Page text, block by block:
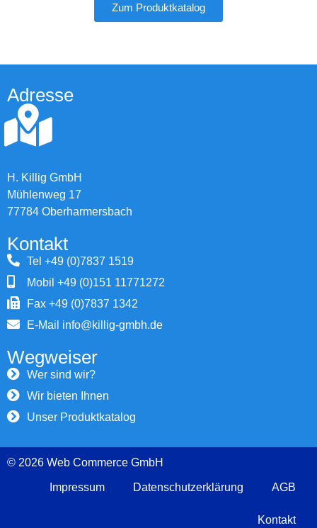
Zum Produktkatalog
Adresse
H. Killig GmbH
Mühlenweg 17
77784 Oberharmersbach
Kontakt
Tel +49 (0)7837 1519
Mobil +49 (0)151 11771272
Fax +49 (0)7837 1342
E-Mail info@killig-gmbh.de
Wegweiser
Wer sind wir?
Wir bieten Ihnen
Unser Produktkatalog
© 2026 Web Commerce GmbH
Impressum Datenschutzerklärung AGB
Kontakt